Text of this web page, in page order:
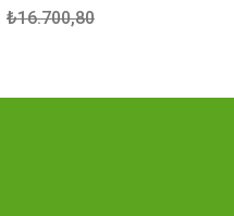
₺16.700,80